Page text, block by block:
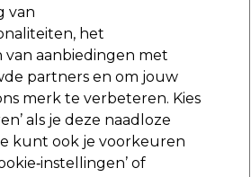
Elektra
dag geleverd*
maandag t/m vrijdag
Finish 250ml
van
het
van aanbiedingen met
partners en om jouw
merk te verbeteren. Kies
als je deze naadloze
kunt ook je voorkeuren
of